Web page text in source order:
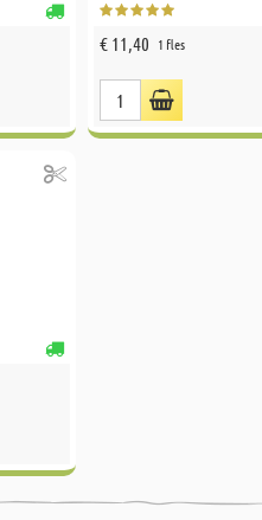
€ 11,40 1 fles